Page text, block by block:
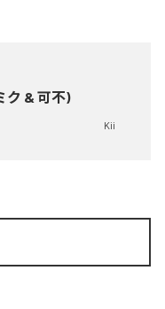
ク & 可不)
Kii